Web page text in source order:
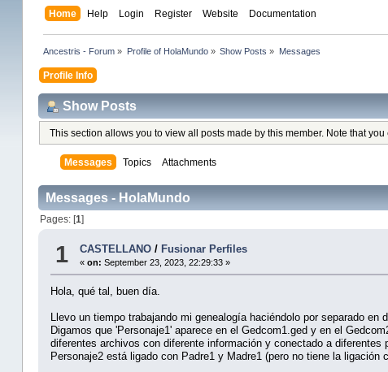
Home Help Login Register Website Documentation
Ancestris - Forum » Profile of HolaMundo» Show Posts » Messages
Profile Info
Show Posts
This section allows you to view all posts made by this member. Note that
Messages Topics Attachments
Messages - HolaMundo
Pages: [1]
1 CASTELLANO / Fusionar Perfiles
«on: September 23, 2023, 22:29:33 »
Hola, qué tal, buen día.
Llevo un tiempo trabajando mi genealogía haciéndolo por separado
Digamos que 'Personaje1' aparece en el Gedcom1.ged y en el
diferentes archivos con diferente información y conectado a
Personaje2 está ligado con Padre1 y Madre1 (pero no tiene la